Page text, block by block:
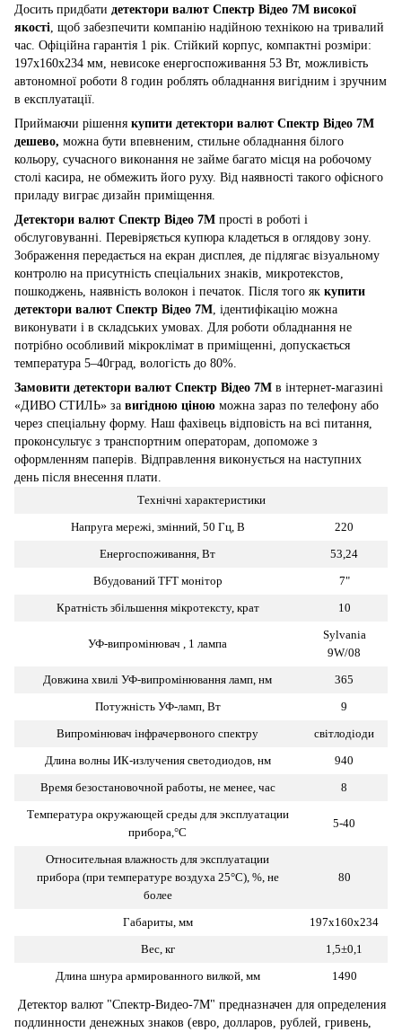
Досить придбати детектори валют Спектр Відео 7М високої
якості, щоб забезпечити компанію надійною технікою на тривалий
час. Офіційна гарантія 1 рік. Стійкий корпус, компактні розміри:
197х160х234 мм, невисоке енергоспоживання 53 Вт, можливість
автономної роботи 8 годин роблять обладнання вигідним і зручним
в експлуатації.
Приймаючи рішення купити детектори валют Спектр Відео 7М
дешево, можна бути впевненим, стильне обладнання білого
кольору, сучасного виконання не займе багато місця на робочому
столі касира, не обмежить його руху. Від наявності такого офісного
приладу виграє дизайн приміщення.
Детектори валют Спектр Відео 7М прості в роботі і
обслуговуванні. Перевіряється купюра кладеться в оглядову зону.
Зображення передається на екран дисплея, де підлягає візуальному
контролю на присутність спеціальних знаків, микротекстов,
пошкоджень, наявність волокон і печаток. Після того як купити
детектори валют Спектр Відео 7М, ідентифікацію можна
виконувати і в складських умовах. Для роботи обладнання не
потрібно особливий мікроклімат в приміщенні, допускається
температура 5–40град, вологість до 80%.
Замовити детектори валют Спектр Відео 7М в інтернет-магазині
«ДИВО СТИЛЬ» за вигідною ціною можна зараз по телефону або
через спеціальну форму. Наш фахівець відповість на всі питання,
проконсультує з транспортним операторам, допоможе з
оформленням паперів. Відправлення виконується на наступних
день після внесення плати.
Технічні характеристики
Напруга мережі, змінний, 50 Гц, В
220
Енергоспоживання, Вт
53,24
Вбудований TFT монітор
7"
Кратність збільшення мікротексту, крат
10
УФ-випромінювач , 1 лампа
Sylvania
9W/08
Довжина хвилі УФ-випромінювання ламп, нм
365
Потужність УФ-ламп, Вт
9
Випромінювач інфрачервоного спектру
світлодіоди
Длина волны ИК-излучения светодиодов, нм
940
Время безостановочной работы, не менее, час
8
Температура окружающей среды для эксплуатации
прибора,°С
5-40
Относительная влажность для эксплуатации
прибора (при температуре воздуха 25°С), %, не
более
80
Габариты, мм
197х160х234
Вес, кг
1,5±0,1
Длина шнура армированного вилкой, мм
1490
Детектор валют "Спектр-Видео-7M" предназначен для определения
подлинности денежных знаков (евро, долларов, рублей, гривень,